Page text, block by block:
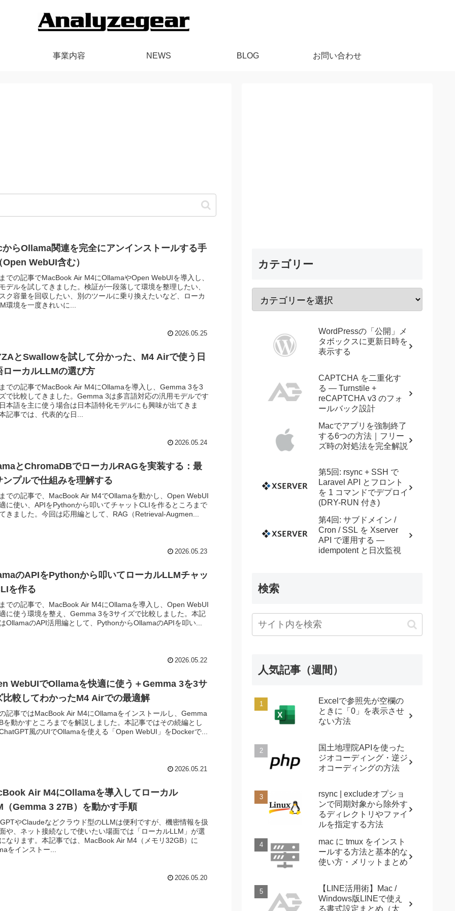
事業内容 NEWS BLOG お問い合わせ
からOllama関連を完全にアンインストールする手
Open WebUI含む）
での記事でMacBook Air M4にOllamaやOpen WebUIを導入し、
デルを試してきました。検証が一段落して環境を整理したい、
ク容量を回収したい、別のツールに乗り換えたいなど、ローカ
環境を一度きれいに...
2026.05.25
とSwallowを試して分かった、M4 Airで使う日
ローカルLLMの選び方
での記事でMacBook Air M4にOllamaを導入し、Gemma 3を3
で比較してきました。Gemma 3は多言語対応の汎用モデルです
本語を主に使う場合は日本語特化モデルにも興味が出てきま
記事では、代表的な日...
2026.05.24
とChromaDBでローカルRAGを実装する：最
ンプルで仕組みを理解する
での記事で、MacBook Air M4でOllamaを動かし、Open WebUI
に使い、APIをPythonから叩いてチャットCLIを作るところまで
きました。今回は応用編として、RAG（Retrieval-Augmen...
2026.05.23
のAPIをPythonから叩いてローカルLLMチャッ
を作る
での記事で、MacBook Air M4にOllamaを導入し、Open WebUI
に使う環境を整え、Gemma 3を3サイズで比較しました。本記
OllamaのAPI活用編として、PythonからOllamaのAPIを叩い...
2026.05.22
WebUIでOllamaを快適に使う＋Gemma 3を3サ
比較してわかったM4 Airでの最適解
記事ではMacBook Air M4にOllamaをインストールし、Gemma
を動かすところまでを解説しました。本記事ではその続編とし
風のUIでOllamaを使える「Open WebUI」をDockerで...
2026.05.21
Air M4にOllamaを導入してローカル
（Gemma 3 27B）を動かす手順
やClaudeなどクラウド型のLLMは便利ですが、機密情報を扱
や、ネット接続なしで使いたい場面では「ローカルLLM」が選
なります。本記事では、MacBook Air M4（メモリ32GB）に
をインストー...
2026.05.20
カテゴリー
WordPressの「公開」メ
タボックスに更新日時を
表示する
CAPTCHA を二重化す
る — Turnstile +
reCAPTCHA v3 のフォ
ールバック設計
Macでアプリを強制終了
する6つの方法｜フリー
ズ時の対処法を完全解説
第5回: rsync + SSH で
Laravel API とフロント
を 1 コマンドでデプロイ
(DRY-RUN 付き)
第4回: サブドメイン /
Cron / SSL を Xserver
API で運用する —
idempotent と日次監視
検索
人気記事（週間）
Excelで参照先が空欄の
ときに「0」を表示させ
ない方法
国土地理院APIを使った
ジオコーディング・逆ジ
オコーディングの方法
rsync | excludeオプショ
ンで同期対象から除外す
るディレクトリやファイ
ルを指定する方法
mac に tmux をインスト
ールする方法と基本的な
使い方・メリットまとめ
【LINE活用術】Mac /
Windows版LINEで使え
る書式設定まとめ（太